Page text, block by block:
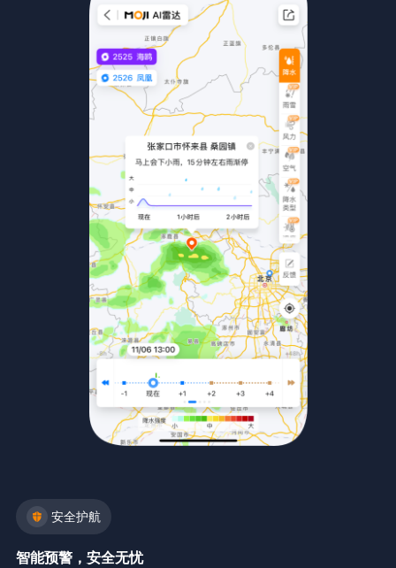
安全护航
智能预警，安全无忧